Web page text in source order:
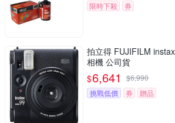
限時下殺
券
拍立得 FUJIFILM
相機 公司貨
$6,641 $6,990
挑戰低價
券 贈品